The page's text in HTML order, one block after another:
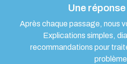
Une
Après chaque passage, nous
Explications simples,
recommandations pour
problème